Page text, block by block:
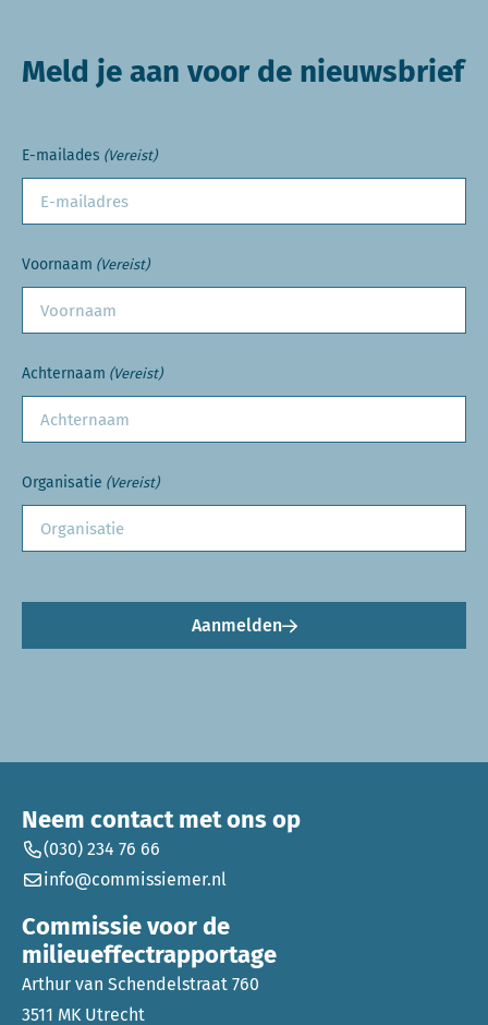
Meld je aan voor de nieuwsbrief
E-mailades (Vereist)
Voornaam (Vereist)
Achternaam (Vereist)
Organisatie (Vereist)
Aanmelden
Neem contact met ons op
(030) 234 76 66
info@commissiemer.nl
Commissie voor de
milieueffectrapportage
Arthur van Schendelstraat 760
3511 MK Utrecht